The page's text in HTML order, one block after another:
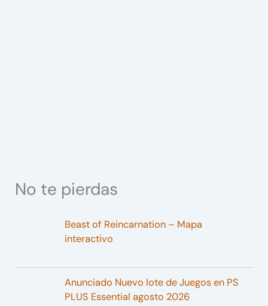
No te pierdas
Beast of Reincarnation – Mapa
interactivo
Anunciado Nuevo lote de Juegos en PS
PLUS Essential agosto 2026